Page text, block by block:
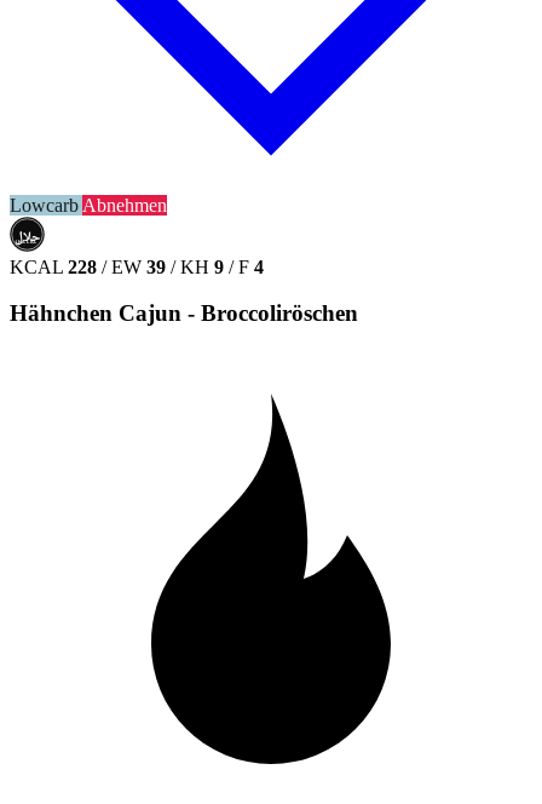
Lowcarb Abnehmen
حلال
HALAL
KCAL 228 / EW 39 / KH 9 / F 4
Hähnchen Cajun - Broccoliröschen